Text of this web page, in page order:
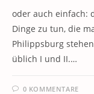
oder auch einfach:
Dinge zu tun, die
Philippsburg
üblich I und II.…
0 KOMMENTARE